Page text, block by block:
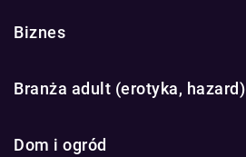
Biznes
Branża adult (erotyka, hazard)
Dom i ogród